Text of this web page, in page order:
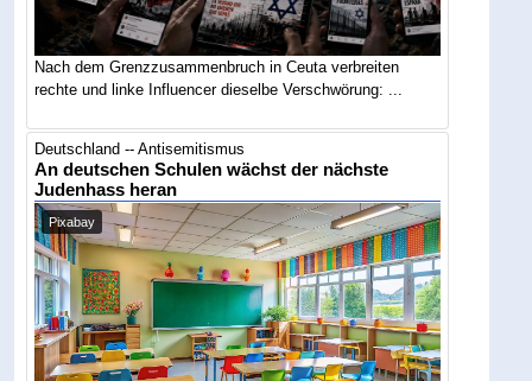
Nach dem Grenzzusammenbruch in Ceuta verbreiten
rechte und linke Influencer dieselbe Verschwörung: ...
Deutschland -- Antisemitismus
An deutschen Schulen wächst der nächste
Judenhass heran
Pixabay